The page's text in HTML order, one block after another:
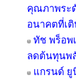
คุณภาพระดั
อนาคตที่เ
ทัช พร็อพ
ลดต้นทุนพ
แกรนด์ ยู